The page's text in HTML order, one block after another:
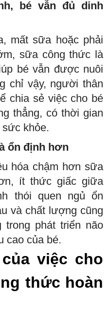
bé vẫn đủ dinh
mất sữa hoặc phải
sữa công thức là
bé vẫn được nuôi
chỉ vậy, người thân
chia sẻ việc cho bé
thẳng, có thời gian
khỏe.
ổn định hơn
hóa chậm hơn sữa
ít thức giấc giữa
thói quen ngủ ổn
và chất lượng cũng
trong phát triển não
cao của bé.
việc cho
thức hoàn